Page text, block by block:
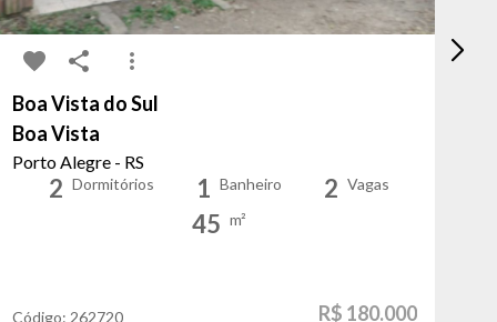
Boa Vista do Sul
Boa Vista
Porto Alegre - RS
2 Dormitórios 1 Banheiro 2 Vagas
45 m²
Código: 262720 R$ 180.000